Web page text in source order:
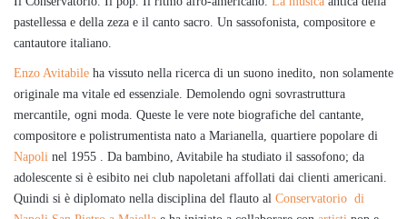
pastellessa e della zeza e il canto sacro. Un sassofonista, compositore e
cantautore italiano.
Enzo Avitabile ha vissuto nella ricerca di un suono inedito, non solamente
originale ma vitale ed essenziale. Demolendo ogni sovrastruttura
mercantile, ogni moda. Queste le vere note biografiche del cantante,
compositore e polistrumentista nato a Marianella, quartiere popolare di
Napoli nel 1955 . Da bambino, Avitabile ha studiato il sassofono; da
adolescente si è esibito nei club napoletani affollati dai clienti americani.
Quindi si è diplomato nella disciplina del flauto al Conservatorio di